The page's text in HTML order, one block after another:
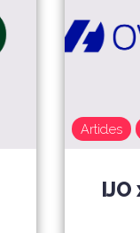
Articles